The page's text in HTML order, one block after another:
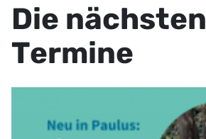
Die nächsten
Termine